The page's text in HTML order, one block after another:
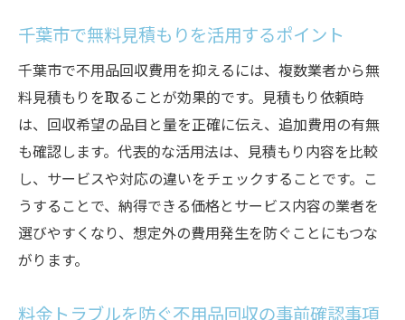
千葉市で無料見積もりを活用するポイント
千葉市で不用品回収費用を抑えるには、複数業者から無
料見積もりを取ることが効果的です。見積もり依頼時
は、回収希望の品目と量を正確に伝え、追加費用の有無
も確認します。代表的な活用法は、見積もり内容を比較
し、サービスや対応の違いをチェックすることです。こ
うすることで、納得できる価格とサービス内容の業者を
選びやすくなり、想定外の費用発生を防ぐことにもつな
がります。